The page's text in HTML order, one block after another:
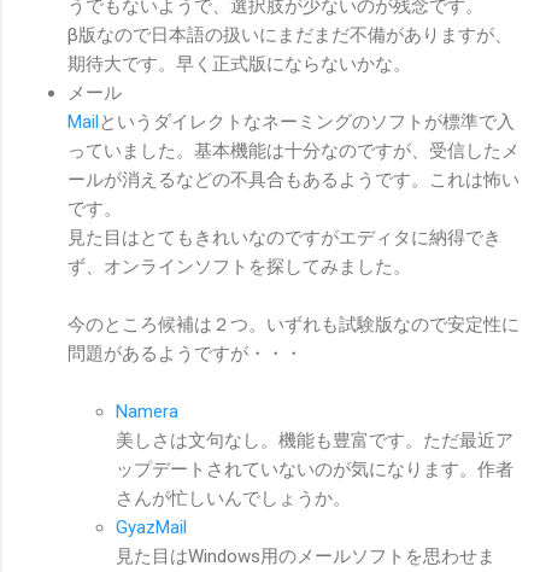
うでもないようで、選択肢が少ないのが残念です。
β版なので日本語の扱いにまだまだ不備がありますが、
期待大です。早く正式版にならないかな。
メール
Mailというダイレクトなネーミングのソフトが標準で入
っていました。基本機能は十分なのですが、受信したメ
ールが消えるなどの不具合もあるようです。これは怖い
です。
見た目はとてもきれいなのですがエディタに納得でき
ず、オンラインソフトを探してみました。
今のところ候補は２つ。いずれも試験版なので安定性に
問題があるようですが・・・
Namera
美しさは文句なし。機能も豊富です。ただ最近ア
ップデートされていないのが気になります。作者
さんが忙しいんでしょうか。
GyazMail
見た目はWindows用のメールソフトを思わせま